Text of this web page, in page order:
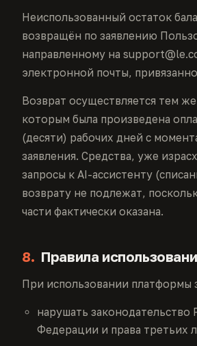
Неиспользованный остаток
возвращён по заявлению
направленному на
электронной почты,
Возврат осуществляется тем
которым была произведена
(десяти) рабочих дней с
заявления. Средства, уже
запросы к AI-ассистенту
возврату не подлежат,
части фактически оказана.
8. Правила
При использовании платформы
нарушать законодательство
Федерации и права третьих